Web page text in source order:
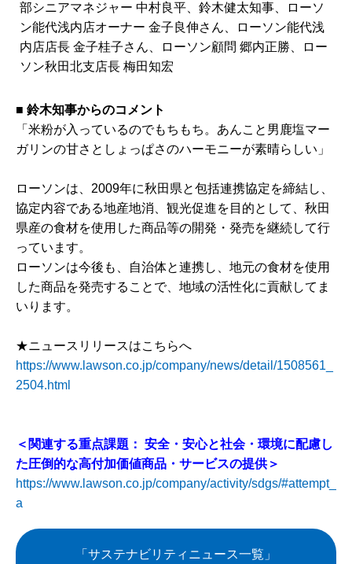
部シニアマネジャー 中村良平、鈴木健太知事、ローソ
ン能代浅内店オーナー 金子良伸さん、ローソン能代浅
内店店長 金子桂子さん、ローソン顧問 郷内正勝、ロー
ソン秋田北支店長 梅田知宏
■ 鈴木知事からのコメント
「米粉が入っているのでもちもち。あんこと男鹿塩マー
ガリンの甘さとしょっぱさのハーモニーが素晴らしい」
ローソンは、2009年に秋田県と包括連携協定を締結し、
協定内容である地産地消、観光促進を目的として、秋田
県産の食材を使用した商品等の開発・発売を継続して行
っています。
ローソンは今後も、自治体と連携し、地元の食材を使用
した商品を発売することで、地域の活性化に貢献してま
いります。
★ニュースリリースはこちらへ
https://www.lawson.co.jp/company/news/detail/1508561_
2504.html
＜関連する重点課題： 安全・安心と社会・環境に配慮し
た圧倒的な高付加価値商品・サービスの提供＞
https://www.lawson.co.jp/company/activity/sdgs/#attempt_
a
「サステナビリティニュース一覧」